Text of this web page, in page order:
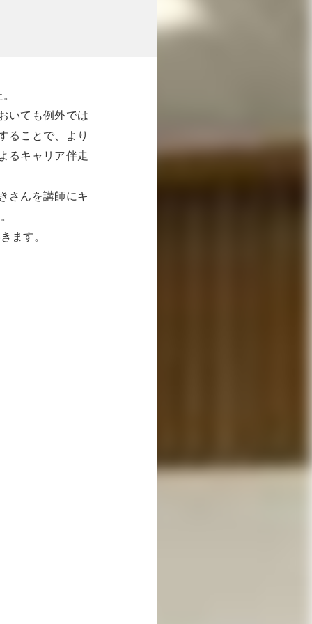
いても例外では
ることで、より
るキャリア伴走
さんを講師にキ
ます。